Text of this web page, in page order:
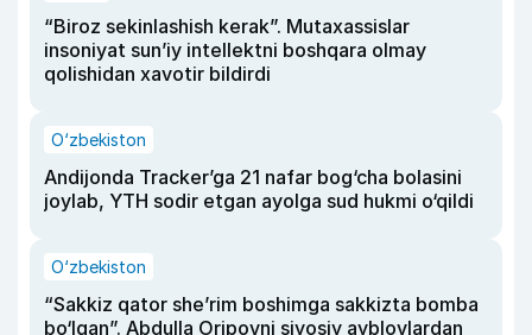
“Biroz sekinlashish kerak”. Mutaxassislar
insoniyat sun’iy intellektni boshqara olmay
qolishidan xavotir bildirdi
O‘zbekiston
Andijonda Tracker’ga 21 nafar bog‘cha bolasini
joylab, YTH sodir etgan ayolga sud hukmi o‘qildi
O‘zbekiston
“Sakkiz qator she’rim boshimga sakkizta bomba
bo‘lgan”. Abdulla Oripovni siyosiy ayblovlardan